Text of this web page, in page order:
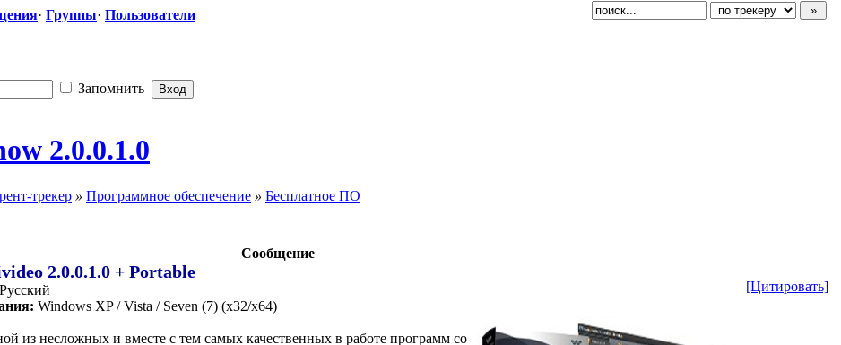
· Группы· Пользователи
Запомнить
2.0.0.1.0
трекер » Программное обеспечение » Бесплатное ПО
Сообщение
[Цитировать]
2.0.0.1.0 + Portable
Русский
Windows XP / Vista / Seven (7) (x32/x64)
из несложных и вместе с тем самых качественных в работе программ со